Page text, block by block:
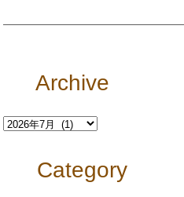
Archive
Category